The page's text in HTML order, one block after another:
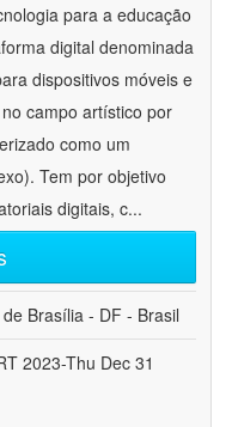
para a educação
digital denominada
dispositivos móveis e
campo artístico por
como um
Tem por objetivo
digitais, c...
Brasília - DF - Brasil
2023-Thu Dec 31